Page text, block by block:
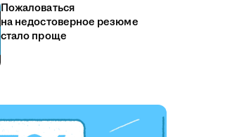
Пожаловаться
на недостоверное резюме
стало проще